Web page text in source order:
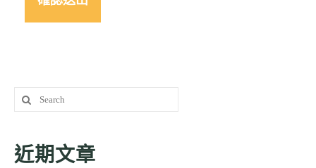
Search
for:
近期文章